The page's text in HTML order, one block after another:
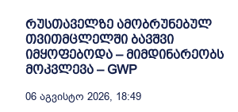
რუსთაველზე ამობრუნებულ
თვითმცლელში ბავშვი
იმყოფებოდა – მიმდინარეობს
მოკვლევა – GWP
06 Აგვისტო 2026, 18:49